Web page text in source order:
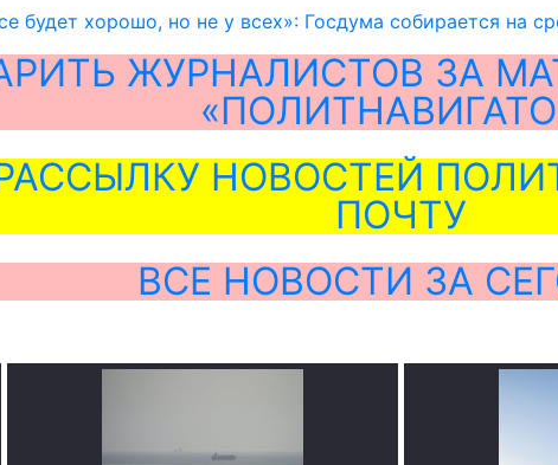
будет хорошо, но не у всех»: Госдума собирается на
ЖУРНАЛИСТОВ ЗА
НОВОСТЕЙ
ПОЧТУ
ВСЕ НОВОСТИ ЗА